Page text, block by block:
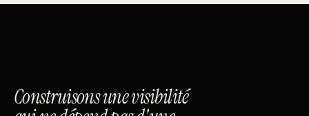
Construisons une visibilité